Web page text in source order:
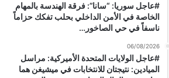
#عاجل سوريا: “سانا”: فرقة الهندسة بالمهام
الخاصة في الأمن الداخلي بحلب تفكك حزاماً
ناسفاً في حي الصاخور…
06/08/2026
#عاجل الولايات المتحدة الأميركية: مراسل
الميادين: نتيجتان للانتخابات في ميشيغن هما